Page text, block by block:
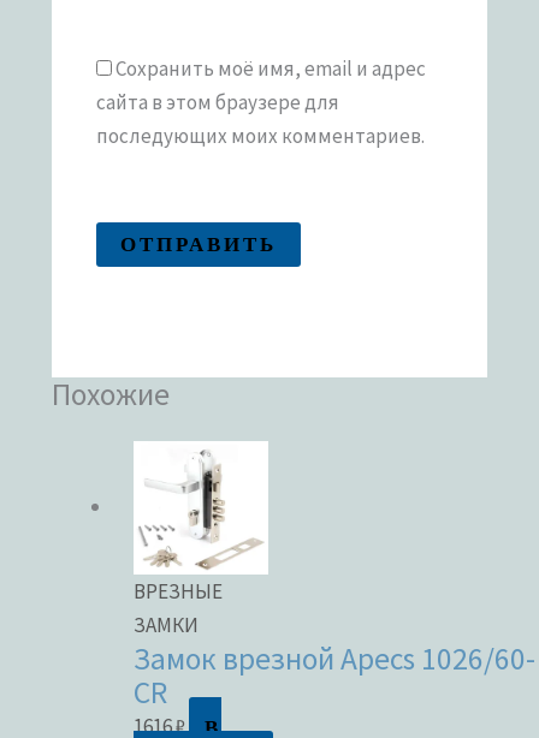
Сохранить моё имя, email и адрес
сайта в этом браузере для
последующих моих комментариев.
Похожие
ВРЕЗНЫЕ
ЗАМКИ
Замок врезной Apecs 1026/60-
CR
1616₽ В